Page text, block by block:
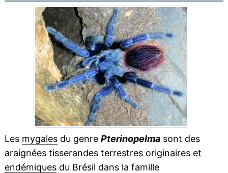
Les mygalesdu genre Pterinopelmasont des
araignées tisserandes terrestres originaires et
endémiquesdu Brésil dans la famille